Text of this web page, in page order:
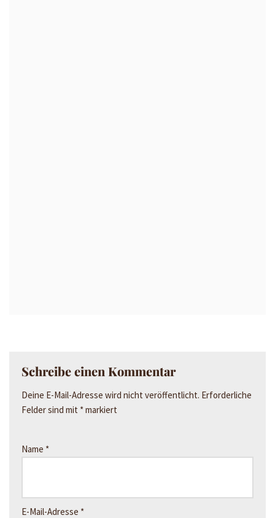
Schreibe einen Kommentar
Deine E-Mail-Adresse wird nicht veröffentlicht. Erforderliche
Felder sind mit *markiert
Name *
E-Mail-Adresse *